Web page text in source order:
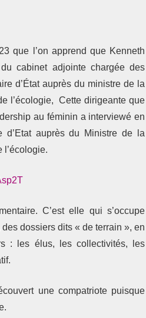
que l’on apprend que Kenneth
cabinet adjointe chargée des
d’État auprès du ministre de la
l’écologie,Cette dirigeante que
au féminin a interviewé en
auprès du Ministre de la
l’écologie.
C’est elle qui s’occupe
dossiers dits « de terrain », en
: les élus, les collectivités, les
une compatriote puisque